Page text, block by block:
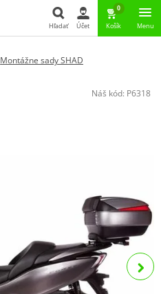
Hľadať Účet
0
Košík Menu
Montážne sady SHAD
Náš kód: P6318